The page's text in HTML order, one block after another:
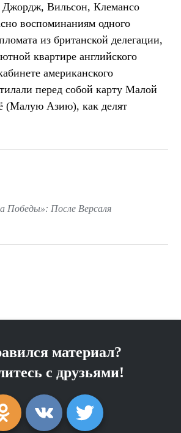
Вильсон, Клемансо
воспоминаниям одного
из британской делегации,
квартире английского
американского
перед собой карту Малой
(Малую Азию), как делят
Победы»: После Версаля
материал?
с друзьями!